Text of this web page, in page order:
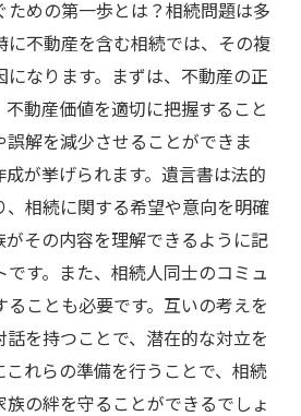
ための第一歩とは？相続問題は多
に不動産を含む相続では、その複
になります。まずは、不動産の正
動産価値を適切に把握すること
誤解を減少させることができま
が挙げられます。遺言書は法的
、相続に関する希望や意向を明確
がその内容を理解できるように記
です。また、相続人同士のコミュ
ることも必要です。互いの考えを
を持つことで、潜在的な対立を
これらの準備を行うことで、相続
族の絆を守ることができるでしょ